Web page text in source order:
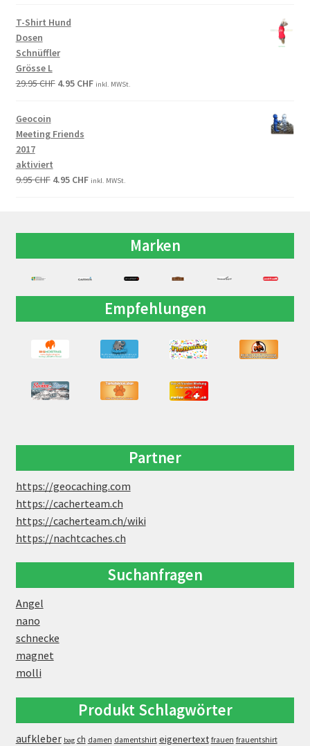
T-Shirt Hund
Dosen
Schnüffler
Grösse L
29.95CHF 4.95 CHF inkl. MWSt.
Geocoin
Meeting Friends
2017
aktiviert
9.95CHF 4.95 CHF inkl. MWSt.
Marken
Empfehlungen
Partner
https://geocaching.com
https://cacherteam.ch
https://cacherteam.ch/wiki
https://nachtcaches.ch
Suchanfragen
Angel
nano
schnecke
magnet
molli
Produkt Schlagwörter
aufkleber bag ch damen damentshirt eigenertext frauen frauentshirt